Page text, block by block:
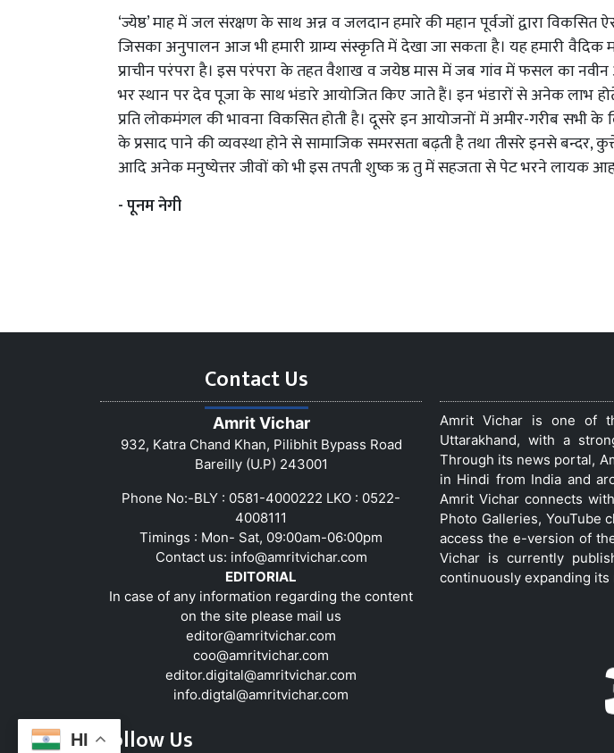
HI
‘ज्येष्ठ’ माह में जल संरक्षण के साथ अन्न व जलदान हमारे की महान पूर्वजों द्वारा विकसित
जिसका अनुपालन आज भी हमारी ग्राम्य संस्कृति में देखा जा सकता है। यह हमारी वैदिक
प्राचीन परंपरा है। इस परंपरा के तहत वैशाख व जयेष्ठ मास में जब गांव में फसल का नवीन
भर स्थान पर देव पूजा के साथ भंडारे आयोजित किए जाते हैं। इन भंडारों से अनेक लाभ
प्रति लोकमंगल की भावना विकसित होती है। दूसरे इन आयोजनों में अमीर-गरीब सभी के
के प्रसाद पाने की व्यवस्था होने से सामाजिक समरसता बढ़ती है तथा तीसरे इनसे बन्दर,
आदि अनेक मनुष्येत्तर जीवों को भी इस तपती शुष्क ऋ तु में सहजता से पेट भरने लायक
- पूनम नेगी
Contact Us
Amrit Vichar
932, Katra Chand Khan, Pilibhit Bypass Road
Bareilly (U.P) 243001
Phone No:-BLY : 0581-4000222 LKO : 0522-
4008111
Timings : Mon- Sat, 09:00am-06:00pm
Contact us: info@amritvichar.com
EDITORIAL
In case of any information regarding the content
on the site please mail us
editor@amritvichar.com
coo@amritvichar.com
editor.digital@amritvichar.com
info.digtal@amritvichar.com
Follow Us
Amrit Vichar is one of
Uttarakhand, with a
Through its news portal,
in Hindi from India and
Amrit Vichar connects
Photo Galleries, YouTube
access the e-version of
Vichar is currently
continuously expanding its